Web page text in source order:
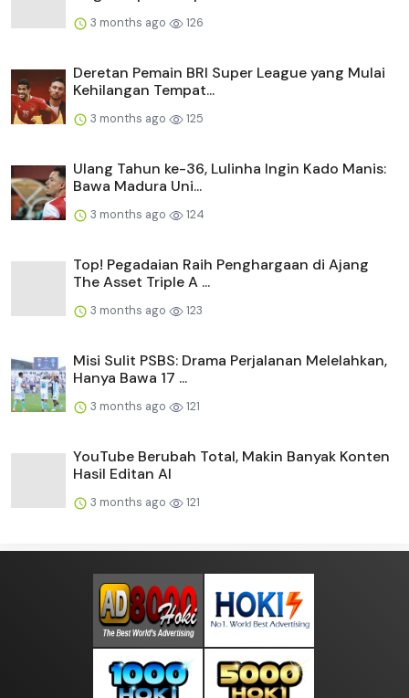
3 months ago 126
Deretan Pemain BRI Super League yang Mulai
Kehilangan Tempat...
3 months ago 125
Ulang Tahun ke-36, Lulinha Ingin Kado Manis:
Bawa Madura Uni...
3 months ago 124
Top! Pegadaian Raih Penghargaan di Ajang
The Asset Triple A ...
3 months ago 123
Misi Sulit PSBS: Drama Perjalanan Melelahkan,
Hanya Bawa 17 ...
3 months ago 121
YouTube Berubah Total, Makin Banyak Konten
Hasil Editan AI
3 months ago 121